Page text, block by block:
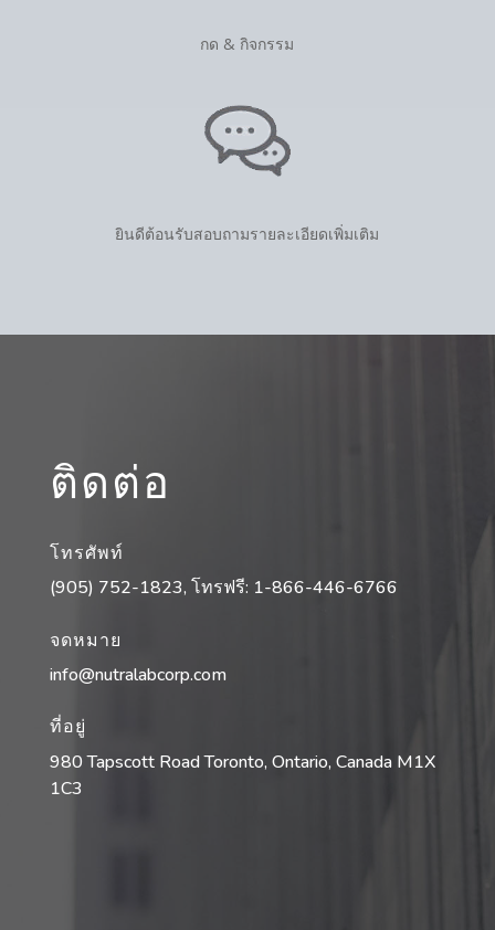
กด & กิจกรรม
ยินดีต้อนรับสอบถามรายละเอียดเพิ่มเติม
ติดต่อ
โทรศัพท์
(905) 752-1823, โทรฟรี: 1-866-446-6766
จดหมาย
info@nutralabcorp.com
ที่อยู่
980 Tapscott Road Toronto, Ontario, Canada M1X
1C3